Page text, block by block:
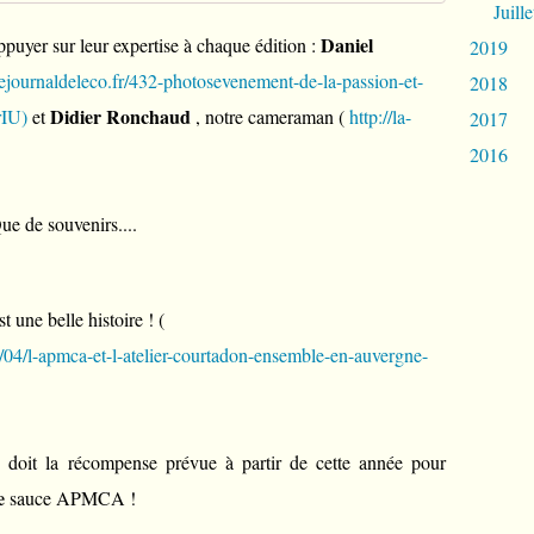
sur leur expertise à chaque édition : Daniel
432-photosevenement-de-la-passion-et-
etDidier Ronchaud , notre cameraman (http://la-
de souvenirs....
une belle histoire ! (
l-apmca-et-l-atelier-courtadon-ensemble-en-auvergne-
la récompense prévue à partir de cette année pour
sauce APMCA !
2019
2018
2017
2016